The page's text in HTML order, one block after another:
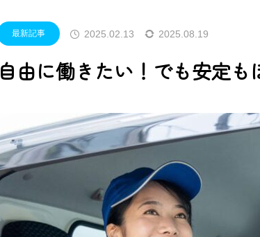
最新記事 2025.02.13 2025.08.19
自由に働きたい！でも安定も